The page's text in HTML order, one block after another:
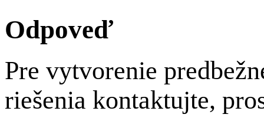
Odpoveď
Pre vytvorenie
riešenia kontaktujte,